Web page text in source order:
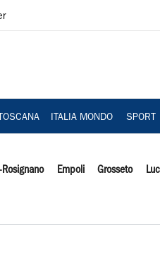
TOSCANA ITALIA MONDO SPORT
Empoli Grosseto